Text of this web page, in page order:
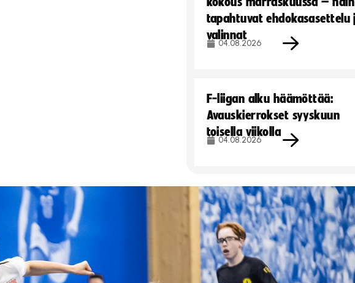
tapahtuvat ehdokasasettelu
valinnat
04.08.2026
F-liigan alku häämöttää:
Avauskierrokset syyskuun
toisella viikolla
04.08.2026